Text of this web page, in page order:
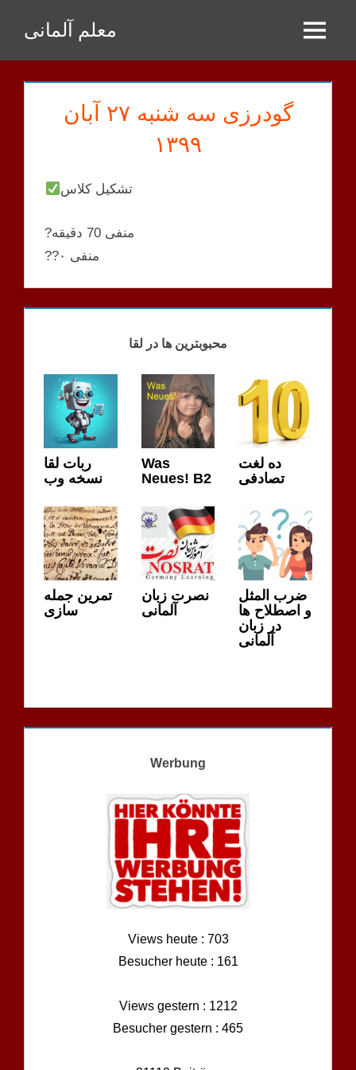
Inhalt
springen
معلم آلمانی Menu
گودرزی سه شنبه ۲۷ آبان
۱۳۹۹
تشکیل کلاس
?منفی 70 دقیقه
??منفی ۰
محبوبترین ها در لقا
ربات لقا
نسخه وب
Was
Neues! B2
ده لغت
تصادفی
تمرین جمله
سازی
نصرت زبان
آلمانی
ضرب المثل
و اصطلاح ها
در زبان
آلمانی
Werbung
Views heute : 703
Besucher heute : 161
Views gestern : 1212
Besucher gestern : 465